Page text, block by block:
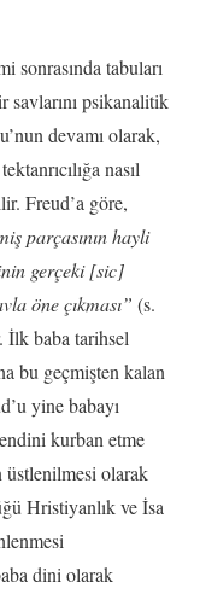
sonrasında tabuları
savlarını psikanalitik
devamı olarak,
nasıl
Freud’a göre,
parçasının hayli
gerçeki [sic]
öne çıkması” (s.
İlk baba tarihsel
bu geçmişten kalan
yine babayı
kurban etme
olarak
Hristiyanlık ve İsa
dini olarak